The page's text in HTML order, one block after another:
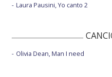
Laura Pausini, Yo canto 2
Olivia Dean, Man I need